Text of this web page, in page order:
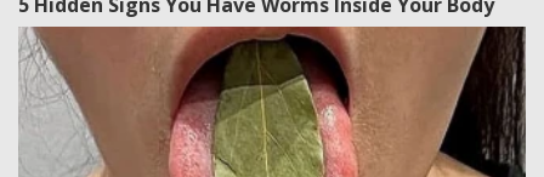
5 Hidden Signs You Have Worms Inside Your Body